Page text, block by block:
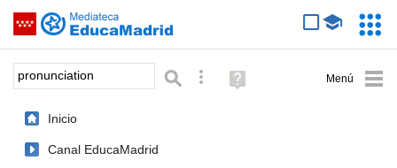
Saltar navegación
Palabra o frase: Búsqueda avanzada
Ayuda
(en
Inicio
Canal EducaMadrid